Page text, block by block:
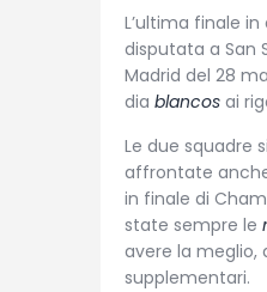
L’ultima finale
disputata a San
Madrid del 28
dia blancos ai
Le due squadre
affrontate
in finale di
state sempre le
avere la meglio,
supplementari.